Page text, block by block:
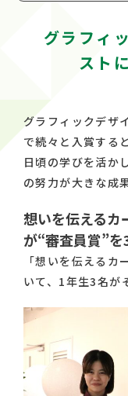
グラフィ
スト
グラフィックデザ
で続々と入賞する
日頃の学びを活か
の努力が大きな成
想いを伝えるカ
が“審査員賞”を
「想いを伝える
いて、1年生3名が